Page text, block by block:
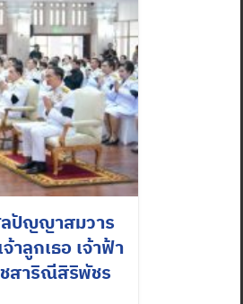
ปัญญาสมวาร
าลูกเธอ เจ้าฟ้า
สาริณีสิริพัชร